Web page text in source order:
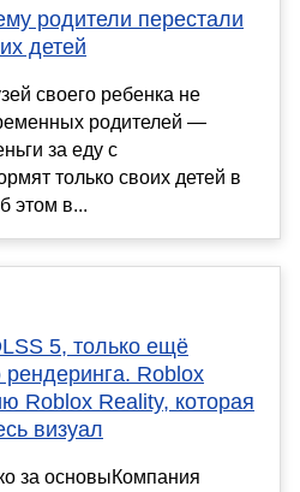
родители перестали
детей
своего ребенка не
родителей —
за еду с
только своих детей в
этом в...
5, только ещё
Roblox
Roblox Reality, которая
визуал
за основыКомпания